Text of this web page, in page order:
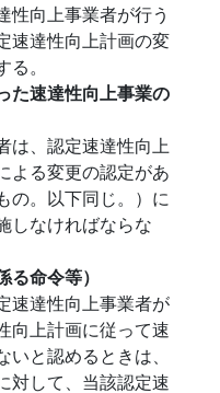
性向上事業者が行う
速達性向上計画の変
。
た速達性向上事業の
は、認定速達性向上
よる変更の認定があ
の。以下同じ。）に
しなければならな
る命令等）
速達性向上事業者が
向上計画に従って速
と認めるときは、
対して、当該認定速